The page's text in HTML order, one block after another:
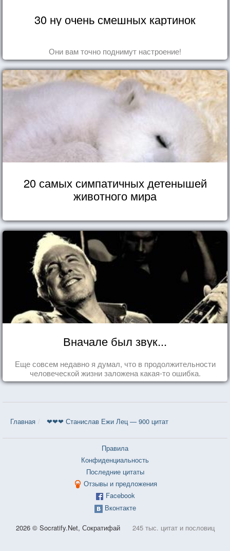
30 ну очень смешных картинок
Они вам точно поднимут настроение!
20 самых симпатичных детенышей
животного мира
Вначале был звук...
Еще совсем недавно я думал, что в продолжительности
человеческой жизни заложена какая-то ошибка.
Главная ❤❤❤ Станислав Ежи Лец — 900 цитат
Правила
Конфиденциальность
Последние цитаты
Отзывы и предложения
Facebook
Вконтакте
2026 © Socratify.Net, Сократифай 245 тыс. цитат и пословиц